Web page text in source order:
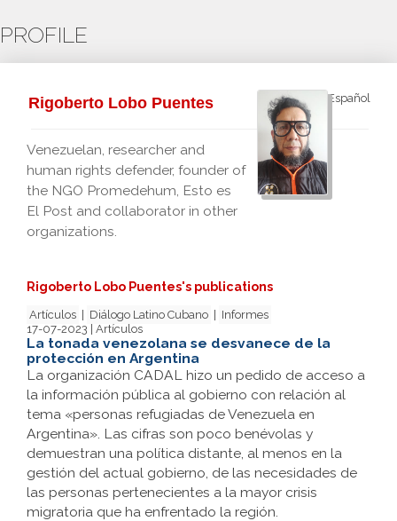
PROFILE
Español
Rigoberto Lobo Puentes
Venezuelan, researcher and
human rights defender, founder of
the NGO Promedehum, Esto es
El Post and collaborator in other
organizations.
Rigoberto Lobo Puentes's publications
Artículos Diálogo Latino Cubano
Informes
17-07-2023 | Artículos
La tonada venezolana se desvanece de la
protección en Argentina
La organización CADAL hizo un pedido de acceso a
la información pública al gobierno con relación al
tema «personas refugiadas de Venezuela en
Argentina». Las cifras son poco benévolas y
demuestran una política distante, al menos en la
gestión del actual gobierno, de las necesidades de
las personas pertenecientes a la mayor crisis
migratoria que ha enfrentado la región.